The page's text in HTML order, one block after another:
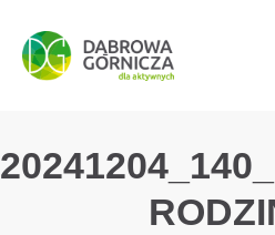
PRZEJDŹ DO MENU
PRZEJDŹ DO
PRZEJDŹ DO TREŚCI